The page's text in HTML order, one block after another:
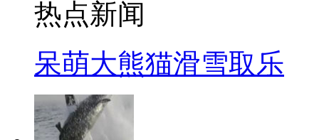
热点新闻
呆萌大熊猫滑雪取乐